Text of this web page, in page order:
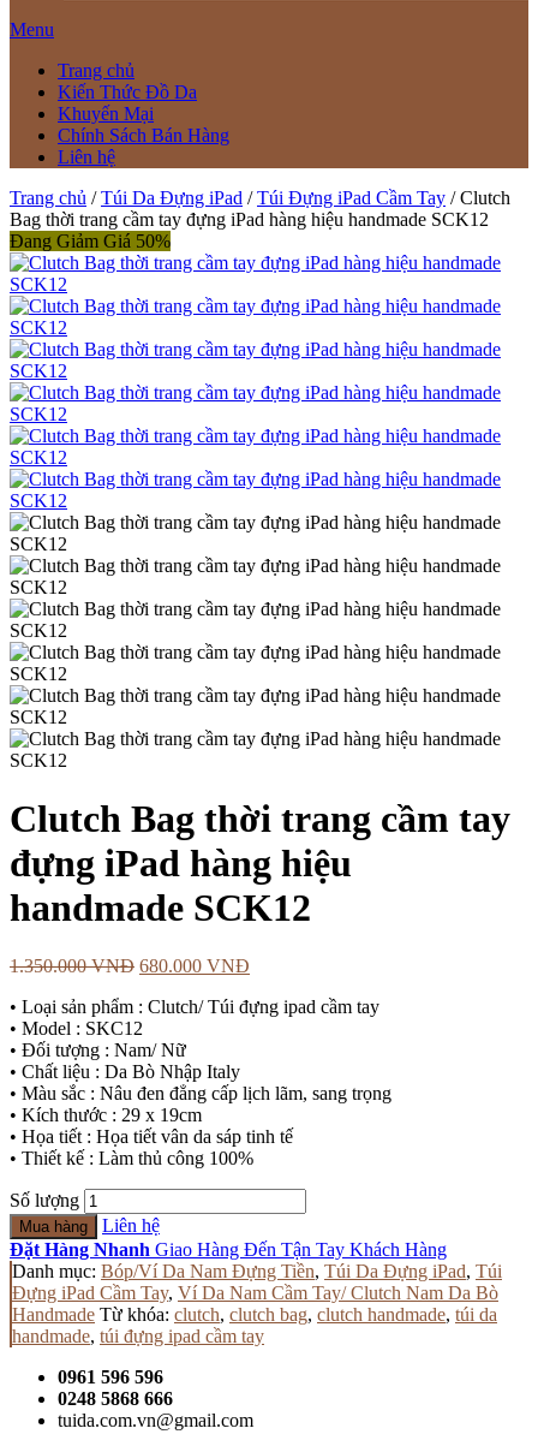
Menu
Trang chủ
Kiến Thức Đồ Da
Khuyến Mại
Chính Sách Bán Hàng
Liên hệ
Trang chủ /Túi Da Đựng iPad /Túi Đựng iPad Cầm Tay / Clutch
Bag thời trang cầm tay đựng iPad hàng hiệu handmade SCK12
Đang Giảm Giá 50%
Clutch Bag thời trang cầm tay
đựng iPad hàng hiệu
handmade SCK12
1.350.000VNĐ 680.000 VNĐ
• Loại sản phẩm : Clutch/ Túi đựng ipad cầm tay
• Model : SKC12
• Đối tượng : Nam/ Nữ
• Chất liệu : Da Bò Nhập Italy
• Màu sắc : Nâu đen đẳng cấp lịch lãm, sang trọng
• Kích thước : 29 x 19cm
• Họa tiết : Họa tiết vân da sáp tinh tế
• Thiết kế : Làm thủ công 100%
Số lượng
Mua hàng
Liên hệ
Đặt Hàng Nhanh Giao Hàng Đến Tận Tay Khách Hàng
Danh mục: Bóp/Ví Da Nam Đựng Tiền, Túi Da Đựng iPad, Túi
Đựng iPad Cầm Tay, Ví Da Nam Cầm Tay/ Clutch Nam Da Bò
Handmade Từ khóa: clutch, clutch bag, clutch handmade, túi da
handmade, túi đựng ipad cầm tay
0961 596 596
0248 5868 666
tuida.com.vn@gmail.com